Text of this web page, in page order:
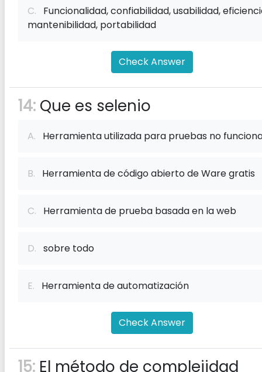
C. Funcionalidad, confiabilidad, usabilidad,
mantenibilidad, portabilidad
Check Answer
14: Que es selenio
A. Herramienta utilizada para pruebas no
B. Herramienta de código abierto de Ware gratis
C. Herramienta de prueba basada en la web
D. sobre todo
E. Herramienta de automatización
Check Answer
15: El método de complejidad